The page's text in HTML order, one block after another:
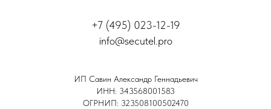
+7 (495) 023-12-19
info@secutel.pro
ИП Савин Александр Геннадьевич
ИНН: 343568001583
ОГРНИП: 323508100502470